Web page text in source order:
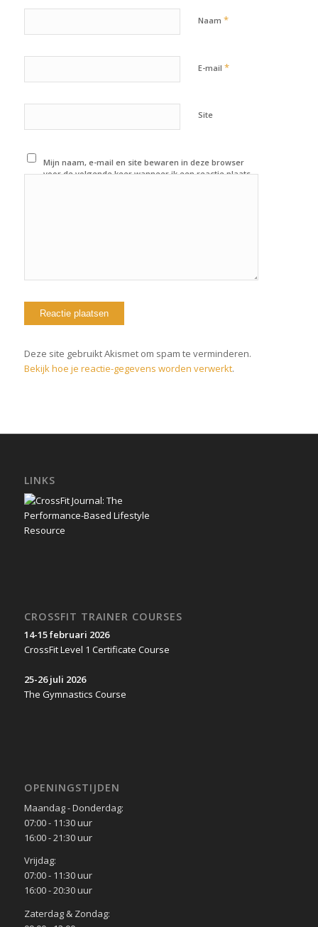
Naam *
E-mail *
Site
Mijn naam, e-mail en site bewaren in deze browser
voor de volgende keer wanneer ik een reactie plaats.
Deze site gebruikt Akismet om spam te verminderen.
Bekijk hoe je reactie-gegevens worden verwerkt.
LINKS
CROSSFIT TRAINER COURSES
14-15 februari 2026
CrossFit Level 1 Certificate Course
25-26 juli 2026
The Gymnastics Course
OPENINGSTIJDEN
Maandag - Donderdag:
07:00 - 11:30 uur
16:00 - 21:30 uur
Vrijdag:
07:00 - 11:30 uur
16:00 - 20:30 uur
Zaterdag & Zondag: